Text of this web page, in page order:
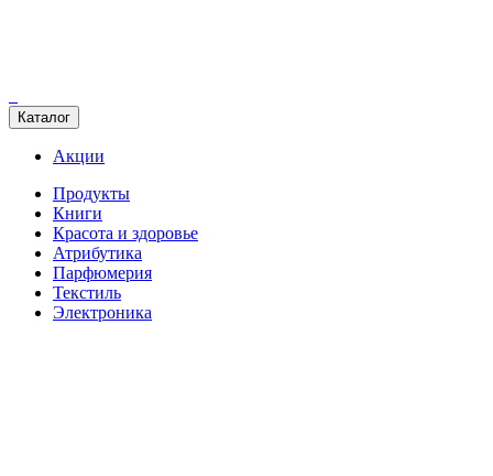
Каталог
Акции
Продукты
Книги
Красота и здоровье
Атрибутика
Парфюмерия
Текстиль
Электроника